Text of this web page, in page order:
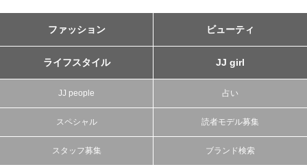
ファッション ビューティ
ライフスタイル JJ girl
JJ people 占い
スペシャル 読者モデル募集
スタッフ募集 ブランド検索